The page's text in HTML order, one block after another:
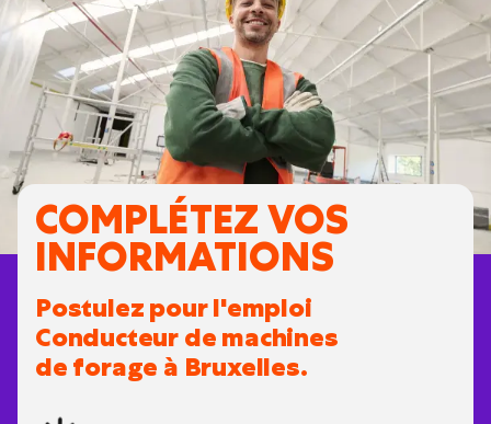
COMPLÉTEZ VOS
INFORMATIONS
Postulez pour l'emploi
Conducteur de machines
de forage à Bruxelles.